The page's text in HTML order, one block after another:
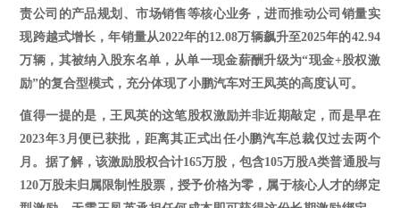
责公司的产品规划、市场销售等核心业务，进而推动公司销量实
现跨越式增长，年销量从2022年的12.08万辆飙升至2025年的42.94
万辆， 其被纳入股东名单， 从单一现金薪酬升级为“现金+股权激
励”的复合型模式，充分体现了小鹏汽车对王凤英的高度认可。
值得一提的是，王凤英的这笔股权激励并非近期敲定，而是早在
2023年3月便已获批，距离其正式出任小鹏汽车总裁仅过去两个
月。 据了解， 该激励股权合计165万股，包含105万股A类普通股与
120万股未归属限制性股票，授予价格为零，属于核心人才的绑定